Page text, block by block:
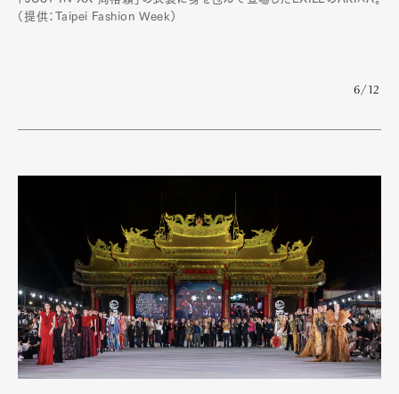
（提供：Taipei Fashion Week）
6/12